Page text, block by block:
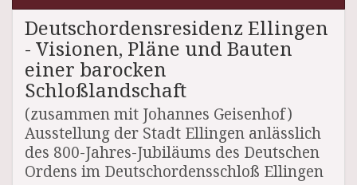
Deutschordensresidenz Ellingen
- Visionen, Pläne und Bauten
einer barocken
Schloßlandschaft
(zusammen mit Johannes Geisenhof)
Ausstellung der Stadt Ellingen anlässlich
des 800-Jahres-Jubiläums des Deutschen
Ordens im Deutschordensschloß Ellingen